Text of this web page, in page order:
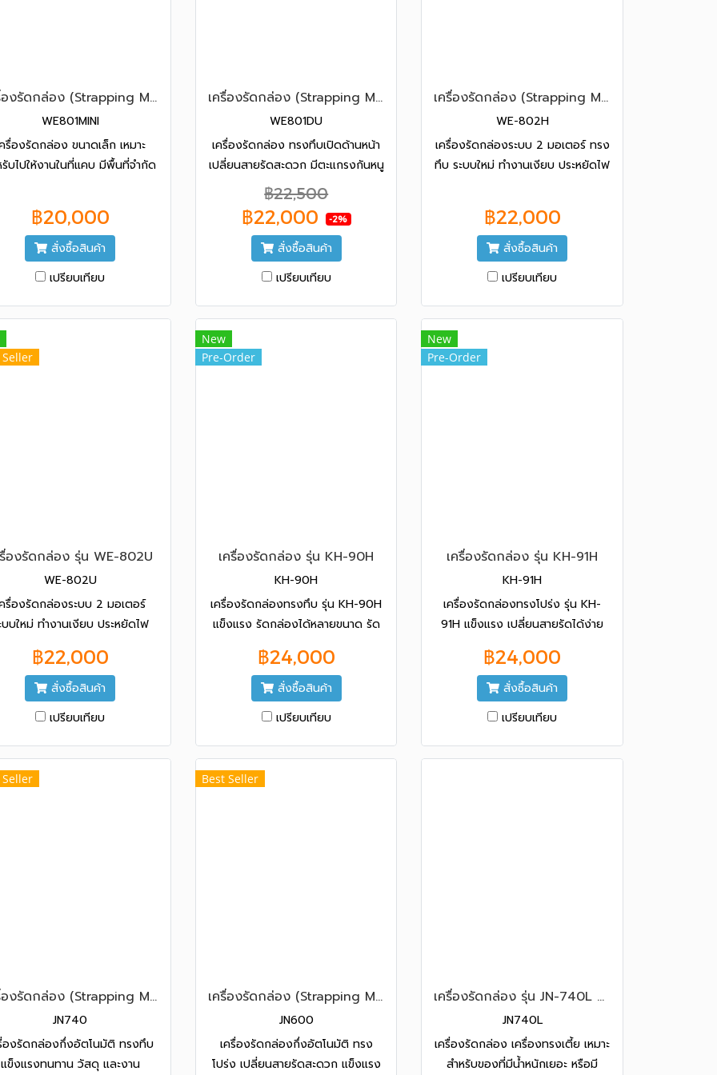
เครื่องรัดกล่อง (Strapping Machine) รุ่น WE-801MINI
WE801MINI
รื่องรัดกล่อง ขนาดเล็ก เหมาะ
รับไปให้งานในที่แคบ มีพื้นที่จำกัด
ะกัน 1 ปี ฟรีค่าแรง ฟรีค่าอะไหล่
฿20,000
สั่งซื้อสินค้า
เปรียบเทียบ
เครื่องรัดกล่อง (Strapping Machine) รุ่น WE-801DU
WE801DU
เครื่องรัดกล่อง ทรงทึบเปิดด้านหน้า
เปลี่ยนสายรัดสะดวก มีตะแกรงกันหนู
แข็งแรงทนทาน ได้รับมาตรฐาน CE
รับประกัน 1 ปี ฟรีค่า ค่าอะไหล่
฿22,500
฿22,000 -2%
สั่งซื้อสินค้า
เปรียบเทียบ
เครื่องรัดกล่อง (Strapping Machine) รุ่น WE-802H
WE-802H
เครื่องรัดกล่องระบบ 2 มอเตอร์ ทรง
ทึบ ระบบใหม่ ทำงานเงียบ ประหยัดไฟ
฿22,000
สั่งซื้อสินค้า
เปรียบเทียบ
องรัดกล่อง รุ่น WE-802U
WE-802U
รื่องรัดกล่องระบบ 2 มอเตอร์
บบใหม่ ทำงานเงียบ ประหยัดไฟ
฿22,000
สั่งซื้อสินค้า
เปรียบเทียบ
New
Pre-Order
เครื่องรัดกล่อง รุ่น KH-90H
KH-90H
เครื่องรัดกล่องทรงทึบ รุ่น KH-90H
แข็งแรง รัดกล่องได้หลายขนาด รัด
เร็ว และปรับความแน่นได้หลายระดับ
นำเข้าจากประเทศไต้หวัน
฿24,000
สั่งซื้อสินค้า
เปรียบเทียบ
New
Pre-Order
เครื่องรัดกล่อง รุ่น KH-91H
KH-91H
เครื่องรัดกล่องทรงโปร่ง รุ่น KH-
91H แข็งแรง เปลี่ยนสายรัดได้ง่าย
กว่า รัดกล่องได้หลายขนาด รัดเร็ว
และปรับความแน่นได้หลายระดับ นำ
เข้าจากประเทศไต้หวัน
฿24,000
สั่งซื้อสินค้า
เปรียบเทียบ
เครื่องรัดกล่อง (Strapping Machine) CHALi รุ่น JN-740
JN740
องรัดกล่องกึ่งอัตโนมัติ ทรงทึบ
แข็งแรงทนทาน วัสดุ และงาน
Best Seller
เครื่องรัดกล่อง (Strapping Machine) CHALi รุ่น JN-600
JN600
เครื่องรัดกล่องกึ่งอัตโนมัติ ทรง
โปร่ง เปลี่ยนสายรัดสะดวก แข็งแรง
เครื่องรัดกล่อง รุ่น JN-740L ยี่ห้อ CHALI
JN740L
เครื่องรัดกล่อง เครื่องทรงเตี้ย เหมาะ
สำหรับของที่มีน้ำหนักเยอะ หรือมี